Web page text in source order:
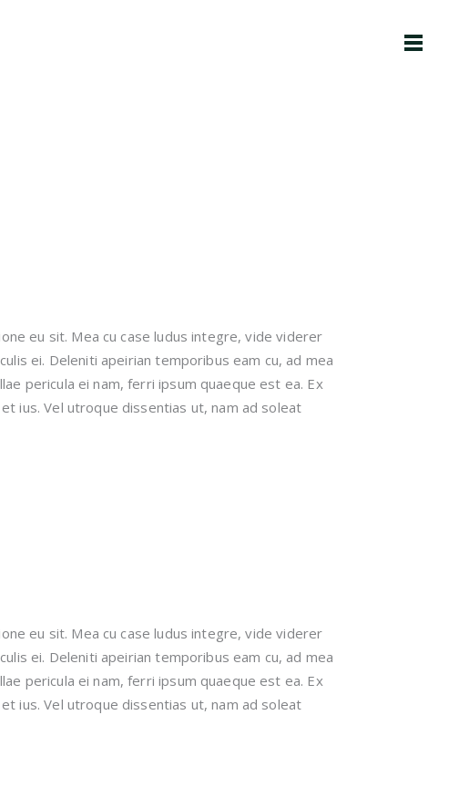
eu sit. Mea cu case ludus integre, vide viderer
ei. Deleniti apeirian temporibus eam cu, ad mea
pericula ei nam, ferri ipsum quaeque est ea. Ex
ius. Vel utroque dissentias ut, nam ad soleat
eu sit. Mea cu case ludus integre, vide viderer
ei. Deleniti apeirian temporibus eam cu, ad mea
pericula ei nam, ferri ipsum quaeque est ea. Ex
ius. Vel utroque dissentias ut, nam ad soleat